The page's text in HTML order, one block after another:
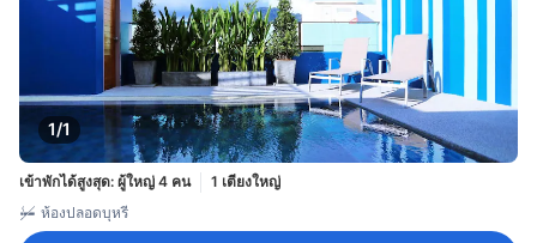
1/1
เข้าพักได้สูงสุด: ผู้ใหญ่ 4 คน
1 เตียงใหญ่
ห้องปลอดบุหรี่